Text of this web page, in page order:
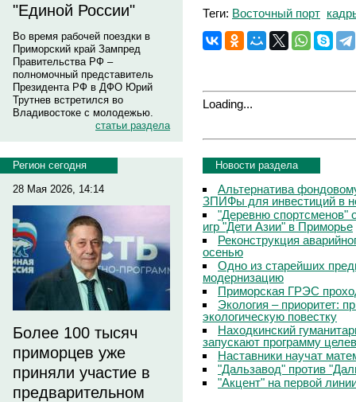
"Единой России"
Во время рабочей поездки в
Приморский край Зампред
Правительства РФ –
полномочный представитель
Президента РФ в ДФО Юрий
Трутнев встретился во
Владивостоке с молодежью.
статьи раздела
Регион сегодня
28 Мая 2026, 14:14
Более 100 тысяч
приморцев уже
приняли участие в
предварительном
Теги: Восточный порт
Loading...
Новости раздела
Альтернатива
ЗПИФы для инвестиций в
"Деревню спортсменов"
игр "Дети Азии" в Приморье
Реконструкция
осенью
Одно из старейших
модернизацию
Приморская ГРЭС
Экология – приоритет:
экологическую повестку
Находкинский
запускают программу
Наставники научат
"Дальзавод" против
"Акцент" на первой